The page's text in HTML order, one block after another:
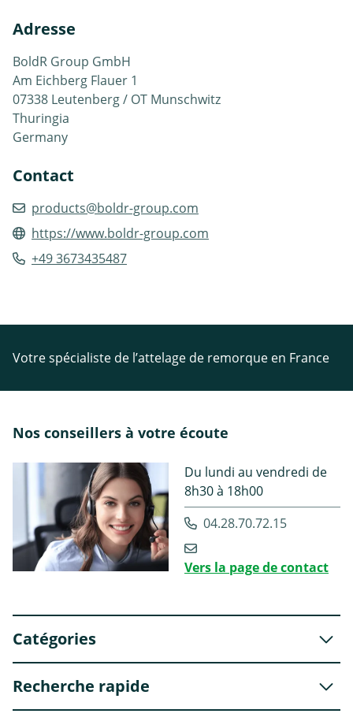
Adresse
BoldR Group GmbH
Am Eichberg Flauer 1
07338 Leutenberg / OT Munschwitz
Thuringia
Germany
Contact
products@boldr-group.com
https://www.boldr-group.com
+49 3673435487
Votre spécialiste de l’attelage de remorque en France
Nos conseillers à votre écoute
Du lundi au vendredi de
8h30 à 18h00
04.28.70.72.15
Vers la page de contact
Catégories
Recherche rapide